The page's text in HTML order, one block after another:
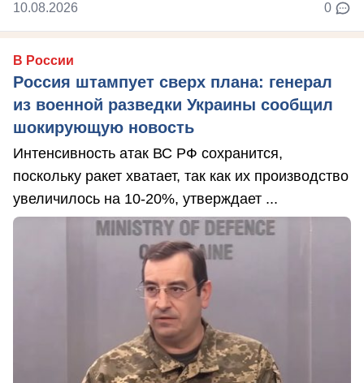
10.08.2026 0
В России
Россия штампует сверх плана: генерал
из военной разведки Украины сообщил
шокирующую новость
Интенсивность атак ВС РФ сохранится,
поскольку ракет хватает, так как их производство
увеличилось на 10-20%, утверждает ...